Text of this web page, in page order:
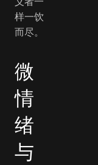
样一饮
而尽。
微
情
绪
与